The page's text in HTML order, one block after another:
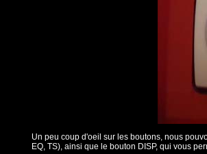
Un peu coup d'oeil sur les boutons, nous
EQ, TS), ainsi que le bouton DISP, qui vous